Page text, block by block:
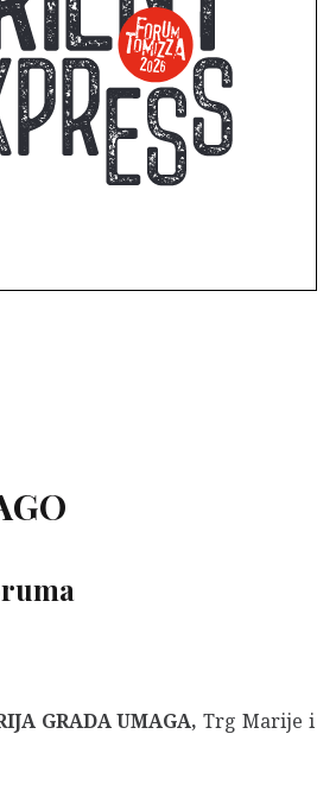
GRADA UMAGA,Trg Marije i